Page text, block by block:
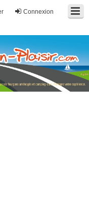
Connexion
de fourgons, fourgons
votre expérience.